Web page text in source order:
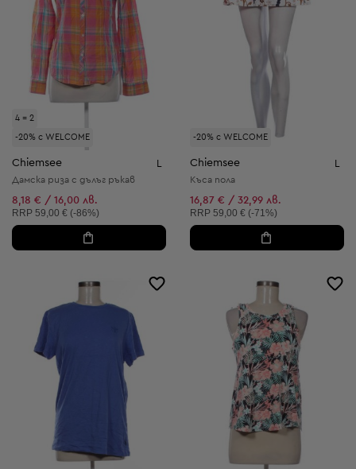
4 = 2
-20% с WELCOME
Chiemsee
Дамска риза с дълъг ръкав
8,18 € / 16,00 лв.
Препоръчителна цена:
RRP 59,00 € (-86%)
-20% с WELCOME
Chiemsee
Къса пола
16,87 € / 32,99 лв.
Препоръчителна цена:
RRP 59,00 € (-71%)